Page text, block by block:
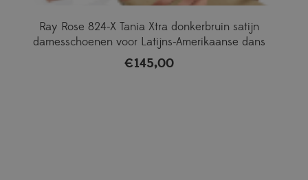
Ray Rose 824-X Tania Xtra donkerbruin satijn
damesschoenen voor Latijns-Amerikaanse dans
€145,00